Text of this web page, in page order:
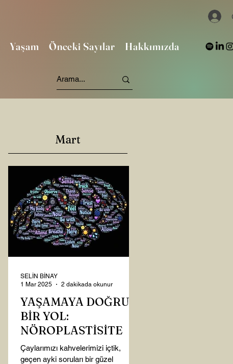
Yaşam Önceki Sayılar Hakkımızda
Mart
YAŞAMAYA DOĞRU
BİR YOL:
NÖROPLASTİSİTE
Çaylarımızı kahvelerimizi içtik,
geçen ayki soruları bir güzel
SELİN BİNAY
1 Mar 2025
2 dakikada okunur